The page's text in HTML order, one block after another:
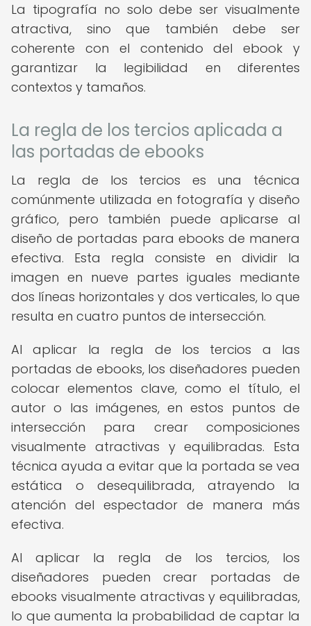
La tipografía no solo debe ser visualmente
atractiva, sino que también debe ser
coherente con el contenido del ebook y
garantizar la legibilidad en diferentes
contextos y tamaños.
La regla de los tercios aplicada a
las portadas de ebooks
La regla de los tercios es una técnica
comúnmente utilizada en fotografía y diseño
gráfico, pero también puede aplicarse al
diseño de portadas para ebooks de manera
efectiva. Esta regla consiste en dividir la
imagen en nueve partes iguales mediante
dos líneas horizontales y dos verticales, lo que
resulta en cuatro puntos de intersección.
Al aplicar la regla de los tercios a las
portadas de ebooks, los diseñadores pueden
colocar elementos clave, como el título, el
autor o las imágenes, en estos puntos de
intersección para crear composiciones
visualmente atractivas y equilibradas. Esta
técnica ayuda a evitar que la portada se vea
estática o desequilibrada, atrayendo la
atención del espectador de manera más
efectiva.
Al aplicar la regla de los tercios, los
diseñadores pueden crear portadas de
ebooks visualmente atractivas y equilibradas,
lo que aumenta la probabilidad de captar la